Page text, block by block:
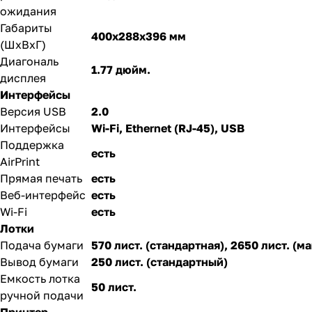
ожидания
Габариты
(ШхВхГ)
400x288x396 мм
Диагональ
дисплея
1.77 дюйм.
Интерфейсы
Версия USB
2.0
Интерфейсы
Wi-Fi, Ethernet (RJ-45), USB
Поддержка
AirPrint
есть
Прямая печать
есть
Веб-интерфейс есть
Wi-Fi
есть
Лотки
Подача бумаги 570 лист. (стандартная), 2650 лист.
Вывод бумаги
250 лист. (стандартный)
Емкость лотка
ручной подачи
50 лист.